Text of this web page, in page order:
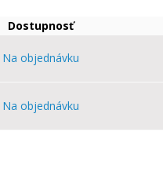
Dostupnosť
Na objednávku
Na objednávku